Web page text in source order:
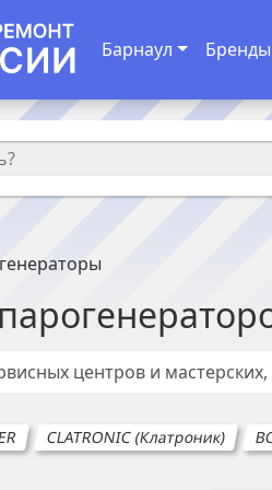
Барнаул Бренды
центров и
CLATRONIC (Клатроник)